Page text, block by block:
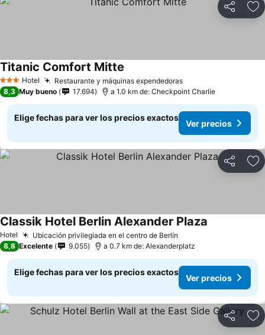
Compartir
3 Estrellas
Hotel Restaurante y máquinas expendedoras
Titanic Comfort Mitte
8,3 Muy bueno 17.694 a 1.0 km de: Checkpoint Charlie
Elige fechas para ver los precios exactos
Ver precios
Compartir
Hotel Ubicación privilegiada en el centro de Berlín
Classik Hotel Berlin Alexander Plaza
8,8 Excelente 9.055 a 0.7 km de: Alexanderplatz
Elige fechas para ver los precios exactos
Ver precios
Compartir